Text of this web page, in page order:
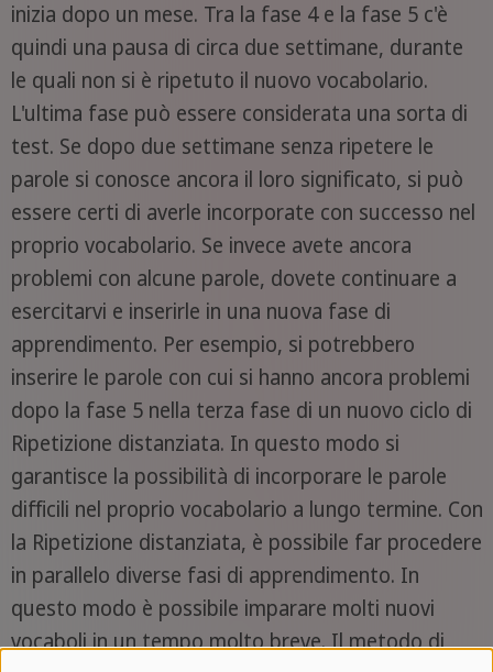
inizia dopo un mese. Tra la fase 4 e la fase 5 c'è
quindi una pausa di circa due settimane, durante
le quali non si è ripetuto il nuovo vocabolario.
L'ultima fase può essere considerata una sorta di
test. Se dopo due settimane senza ripetere le
parole si conosce ancora il loro significato, si può
essere certi di averle incorporate con successo nel
proprio vocabolario. Se invece avete ancora
problemi con alcune parole, dovete continuare a
esercitarvi e inserirle in una nuova fase di
apprendimento. Per esempio, si potrebbero
inserire le parole con cui si hanno ancora problemi
dopo la fase 5 nella terza fase di un nuovo ciclo di
Ripetizione distanziata. In questo modo si
garantisce la possibilità di incorporare le parole
difficili nel proprio vocabolario a lungo termine. Con
la Ripetizione distanziata, è possibile far procedere
in parallelo diverse fasi di apprendimento. In
questo modo è possibile imparare molti nuovi
vocaboli in un tempo molto breve. Il metodo di